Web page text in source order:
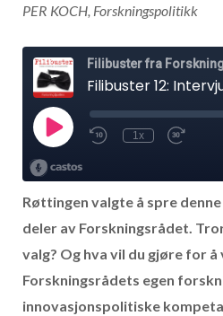
PER KOCH, Forskningspolitikk
Røttingen valgte å spre
deler av Forskningsrådet.
valg? Og hva vil du gjøre for
Forskningsrådets egen
innovasjonspolitiske